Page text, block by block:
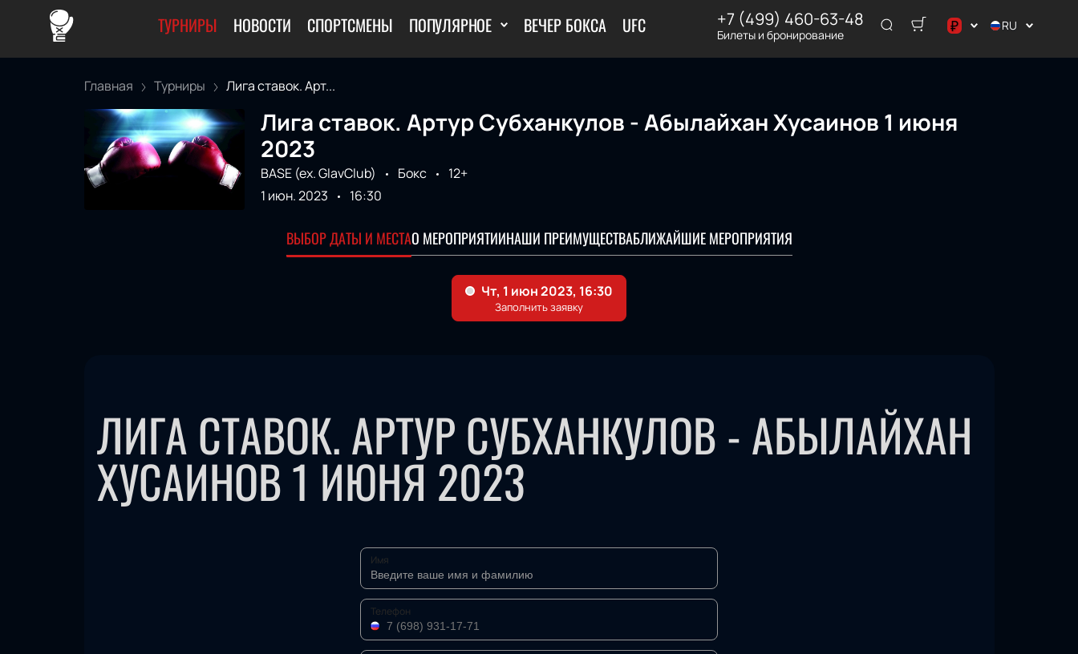
ТУРНИРЫ НОВОСТИ СПОРТСМЕНЫ ПОПУЛЯРНОЕ ВЕЧЕР БОКСА UFC +7 (499) 460-63-48
Билеты и бронирование ₽
د.إ
₽
RU
Главная Турниры Лига ставок. Арт...
Лига ставок. Артур Субханкулов - Абылайхан Хусаинов 1 июня
2023
BASE (ex. GlavClub) Бокс
12+
1 июн. 2023
16:30
ВЫБОР ДАТЫ И МЕСТАО МЕРОПРИЯТИИНАШИ ПРЕИМУЩЕСТВАБЛИЖАЙШИЕ МЕРОПРИЯТИЯ
ЛИГА СТАВОК. АРТУР СУБХАНКУЛОВ - АБЫЛАЙХАН
ХУСАИНОВ 1 ИЮНЯ 2023
Имя
Телефон